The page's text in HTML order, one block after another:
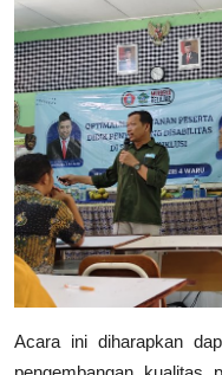
Acara ini diharapkan